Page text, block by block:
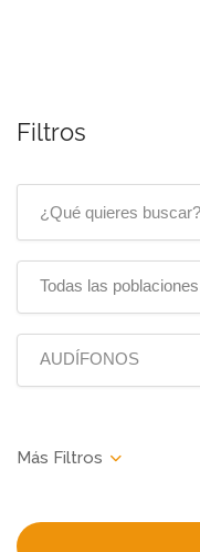
Todas las poblaciones
AUDÍFONOS
Destacado